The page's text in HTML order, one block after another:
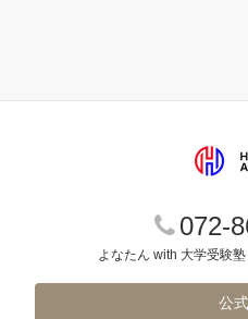
072-
よなたん with 大学受験
公